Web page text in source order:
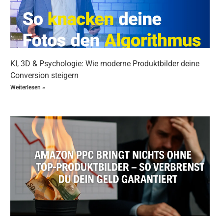
Verpackung)
1–2 Lifestyle-Bilder (im Einsatz, mit
Model/Location)
1Infografik (USP oder Produktmerkmale)
Optional: 360°-Ansicht oder Video
Diese Investition zahlt sich langfristig aus – durch
bessere Sichtbarkeit, mehr Verkäufe und weniger
Welcher Weg ist für dich der richtige?
Methode Empfehlung für
DIY
0–
100 €
Hobby, kleine Shops
Stock/KI
200 €
einfache Produkte,
digitale Tests
3D-Rendering
ab
Vorverkauf, noch nicht
KI, 3D & Psychologie: Wie moderne Produktbilder deine
Conversion steigern
Weiterlesen »